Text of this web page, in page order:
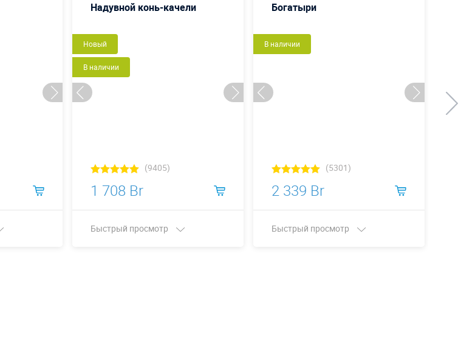
Надувной конь-качели
Новый
В наличии
(9405)
1 708 Br
Быстрый просмотр
Богатыри
В наличии
(5301)
2 339 Br
Быстрый просмотр